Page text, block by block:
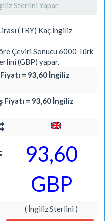
Sterlini Yapar
(TRY) Kaç İngiliz
Çeviri Sonucu 6000 Türk
(GBP) yapar.
= 93,60 İngiliz
Fiyatı = 93,60 İngiliz
93,60
GBP
( İngiliz Sterlini )